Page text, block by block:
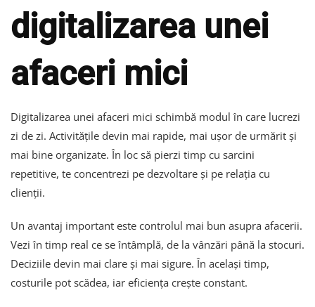
digitalizarea unei
afaceri mici
Digitalizarea unei afaceri mici schimbă modul în care lucrezi
zi de zi. Activitățile devin mai rapide, mai ușor de urmărit și
mai bine organizate. În loc să pierzi timp cu sarcini
repetitive, te concentrezi pe dezvoltare și pe relația cu
clienții.
Un avantaj important este controlul mai bun asupra afacerii.
Vezi în timp real ce se întâmplă, de la vânzări până la stocuri.
Deciziile devin mai clare și mai sigure. În același timp,
costurile pot scădea, iar eficiența crește constant.